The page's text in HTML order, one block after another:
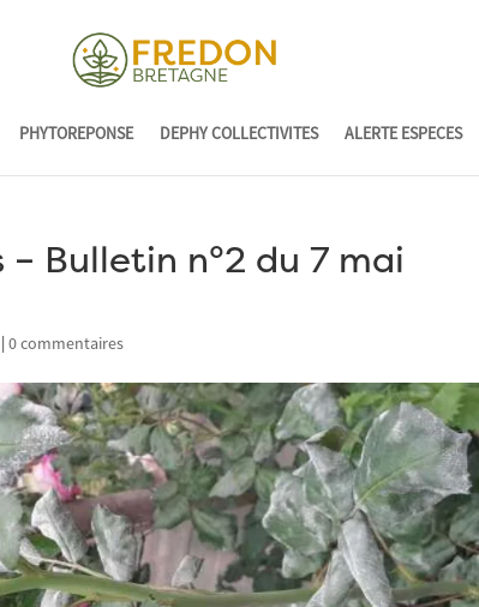
PHYTOREPONSE DEPHY COLLECTIVITES ALERTE ESPECES
– Bulletin n°2 du 7 mai
|0 commentaires